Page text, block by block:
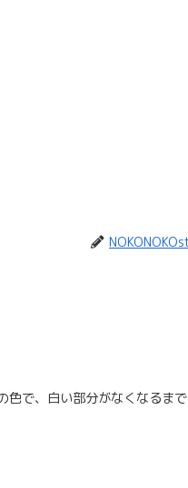
で、白い部分がなくなるまで